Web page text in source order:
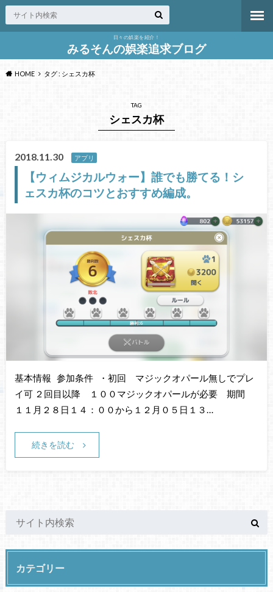
日々の娯楽を紹介！
みるそんの娯楽追求ブログ
HOME タグ : シェスカ杯
TAG
シェスカ杯
2018.11.30 アプリ
【ウィムジカルウォー】誰でも勝てる！シ
ェスカ杯のコツとおすすめ編成。
基本情報 参加条件 ・初回 マジックオパール無しでプレ
イ可 ２回目以降 １００マジックオパールが必要 期間
１１月２８日１４：００から１２月０５日１３…
続きを読む
カテゴリー